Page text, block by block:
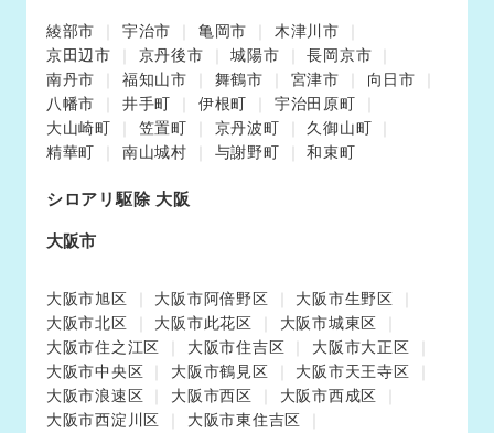
綾部市 宇治市 亀岡市
木津川市
京田辺市
京丹後市 城陽市
長岡京市
南丹市
福知山市 舞鶴市 宮津市
向日市
八幡市
井手町 伊根町
宇治田原町
大山崎町
笠置町 京丹波町
久御山町
精華町
南山城村 与謝野町 和束町
シロアリ駆除 大阪
大阪市
大阪市旭区 大阪市阿倍野区
大阪市生野区
大阪市北区
大阪市此花区
大阪市城東区
大阪市住之江区
大阪市住吉区
大阪市大正区
大阪市中央区
大阪市鶴見区
大阪市天王寺区
大阪市浪速区
大阪市西区
大阪市西成区
大阪市西淀川区
大阪市東住吉区